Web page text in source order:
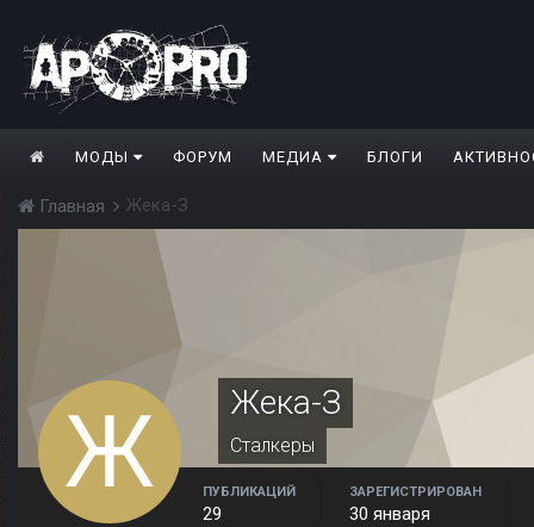
МОДЫ ФОРУМ МЕДИА БЛОГИ
Главная Жека-З
Жека-З
Сталкеры
ПУБЛИКАЦИЙ
29
ЗАРЕГИСТРИРОВАН
30 января